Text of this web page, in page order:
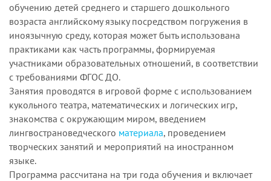
обучению детей среднего и старшего дошкольного
возраста английскому языку посредством погружения в
иноязычную среду, которая может быть использована
практиками как часть программы, формируемая
участниками образовательных отношений, в соответствии
с требованиями ФГОС ДО.
Занятия проводятся в игровой форме с использованием
кукольного театра, математических и логических игр,
знакомства с окружающим миром, введением
лингвострановедческого материала, проведением
творческих занятий и мероприятий на иностранном
языке.
Программа рассчитана на три года обучения и включает